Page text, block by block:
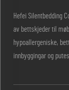
Hefei Silentbedding
av bettskjeder til
hypoallergeniske,
innbyggingar og